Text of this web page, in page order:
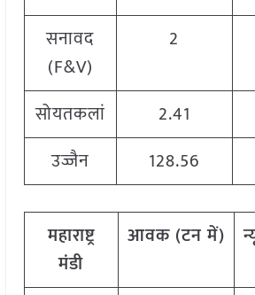
सनावद
(F&V)
2
सोयतकलां 2.41
उज्जैन
128.56
महाराष्ट्र
मंडी
आवक(टनमें)